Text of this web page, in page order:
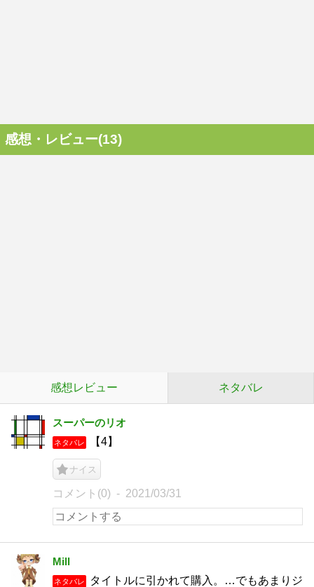
感想・レビュー(13)
感想レビュー ネタバレ
スーパーのリオ
ネタバレ 【4】
ナイス
コメント(0) 2021/03/31
Mill
ネタバレ
タイトルに引かれて購入。…でもあまりジ